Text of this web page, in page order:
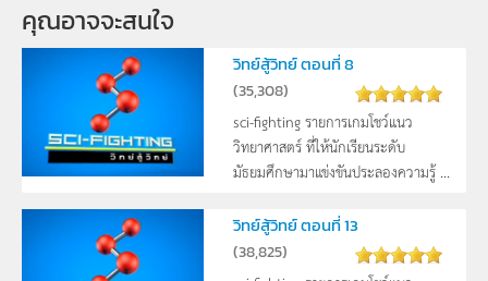
คุณอาจจะสนใจ
วิทย์สู้วิทย์ ตอนที่ 8
(35,308)
sci-fighting รายการเกมโชว์แนว
วิทยาศาสตร์ ที่ให้นักเรียนระดับ
มัธยมศึกษามาแข่งขันประลองความรู้ ...
วิทย์สู้วิทย์ ตอนที่ 13
(38,825)